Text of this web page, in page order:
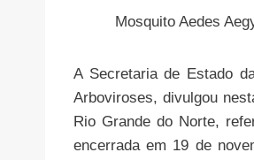
Mosquito Aedes
A Secretaria de Estado
Arboviroses, divulgou
Rio Grande do Norte,
encerrada em 19 de